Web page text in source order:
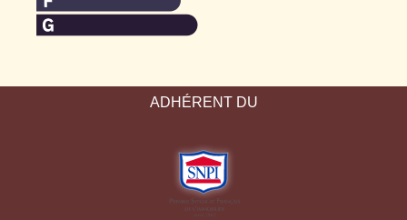
ADHÉRENT DU